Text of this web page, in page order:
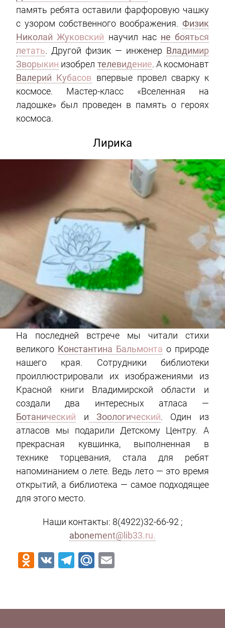
память ребята оставили фарфоровую чашку
с узором собственного воображения. Физик
Николай Жуковский научил нас не бояться
летать. Другой физик — инженер Владимир
Зворыкин изобрел телевидение. А космонавт
Валерий Кубасов впервые провел сварку к
космосе. Мастер-класс «Вселенная на
ладошке» был проведен в память о героях
космоса.
Лирика
На последней встрече мы читали стихи
великого Константина Бальмонта о природе
нашего края. Сотрудники библиотеки
проиллюстрировали их изображениями из
Красной книги Владимирской области и
создали два интересных атласа —
Ботанический и Зоологический. Один из
атласов мы подарили Детскому Центру. А
прекрасная кувшинка, выполненная в
технике торцевания, стала для ребят
напоминанием о лете. Ведь лето — это время
открытий, а библиотека — самое подходящее
для этого место.
Наши контакты: 8(4922)32-66-92 ;
abonement@lib33.ru.
Odnoklassniki
VK Telegram
Mail.Ru